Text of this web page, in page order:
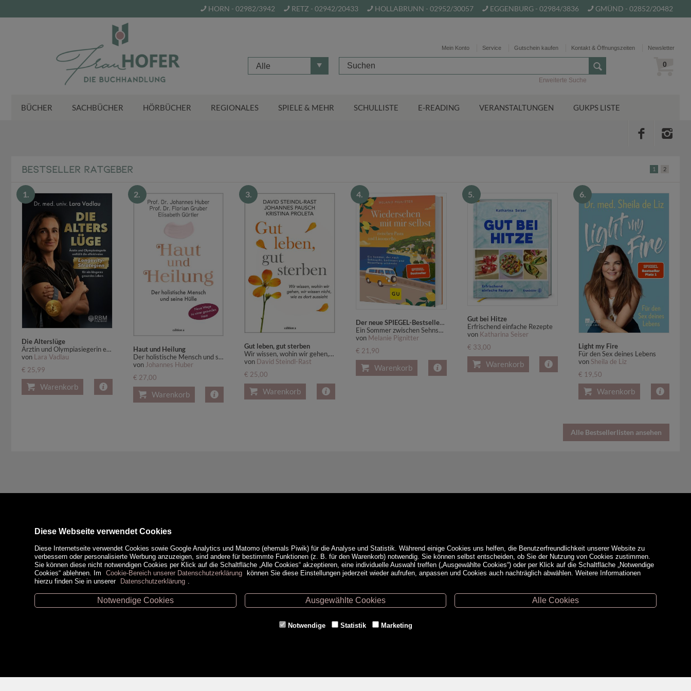
HORN - 02982/3942 RETZ - 02942/20433 HOLLABRUNN - 02952/30057 EGGENBURG - 02984/3836 GMÜND - 02852/20482
Mein Konto Service Gutschein kaufen Kontakt & Öffnungszeiten Newsletter
Alle 0
Erweiterte Suche
BÜCHER SACHBÜCHER HÖRBÜCHER REGIONALES SPIELE & MEHR SCHULLISTE E-READING VERANSTALTUNGEN GUKPS LISTE
BESTSELLER RATGEBER 1 2
1.
Die Alterslüge
Ärztin und Olympiasiegerin enthüllt die effektivsten Longevity-Strategien für ein längeres gesundes Leben
von Lara Vadlau
€ 25,99
Warenkorb
2.
Haut und Heilung
Der holistische Mensch und seine Hülle
von Johannes Huber
€ 27,00
Warenkorb
3.
Gut leben, gut sterben
Wir wissen, wohin wir gehen, wir wissen nicht, wie es dort aussieht
von David Steindl-Rast
€ 25,00
Warenkorb
4.
Der neue SPIEGEL-Bestseller: Wiedersehen mit mir selbst zwischen Pasta und Limoncello
Ein Sommer zwischen Sehnsucht, Loslassen und Neuanfang
von Melanie Pignitter
€ 21,90
Warenkorb
5.
Gut bei Hitze
Erfrischend einfache Rezepte
von Katharina Seiser
€ 33,00
Warenkorb
6.
Light my Fire
Für den Sex deines Lebens
von Sheila de Liz
€ 19,50
Warenkorb
Alle Bestsellerlisten ansehen
Unsere Öffnungszeiten Zahlungsmethoden Service
Versandkosten
Diese Webseite verwendet Cookies
Diese Internetseite verwendet Cookies sowie Google Analytics und Matomo (ehemals Piwik) für die Analyse und Statistik. Während einige Cookies uns helfen, die Benutzerfreundlichkeit unserer Website zu
verbessern oder personalisierte Werbung anzuzeigen, sind andere für bestimmte Funktionen (z. B. für den Warenkorb) notwendig. Sie können selbst entscheiden, ob Sie der Nutzung von Cookies zustimmen.
Sie können diese nicht notwendigen Cookies per Klick auf die Schaltfläche „Alle Cookies“ akzeptieren, eine individuelle Auswahl treffen („Ausgewählte Cookies“) oder per Klick auf die Schaltfläche „Notwendige
Cookies“ ablehnen. Im
Cookie-Bereich unserer Datenschutzerklärung
können Sie diese Einstellungen jederzeit wieder aufrufen, anpassen und Cookies auch nachträglich abwählen. Weitere Informationen
hierzu finden Sie in unserer
Datenschutzerklärung
Notwendige Cookies Ausgewählte Cookies Alle Cookies
Notwendige Statistik Marketing